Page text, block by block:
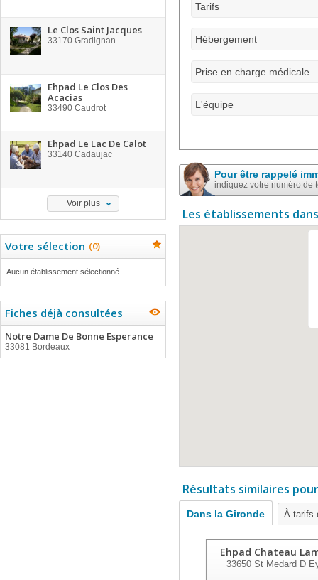
Le Clos Saint Jacques
33170 Gradignan
Ehpad Le Clos Des
Acacias
33490 Caudrot
Ehpad Le Lac De Calot
33140 Cadaujac
Voir plus
Votre sélection (0)
Aucun établissement sélectionné
Fiches déjà consultées
Notre Dame De Bonne Esperance
33081 Bordeaux
Tarifs
Hébergement
Prise en charge médicale
L'équipe
Pour être rappelé
indiquez votre numéro de
Les établissements
Résultats similaires
Dans la Gironde À tarifs
Ehpad Chateau
33650 St Medard D